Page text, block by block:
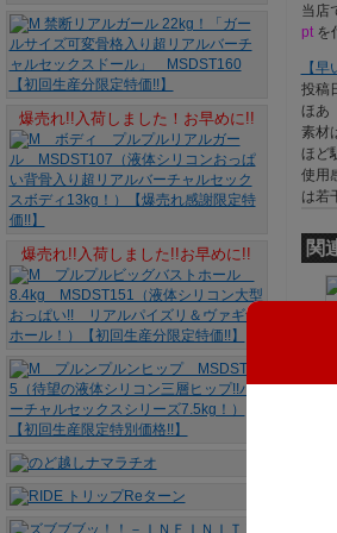
当店
ptを
【
投稿
ほあ
素材
ほど
使用
は若
関
爆売れ!!入荷しました！お早めに!!
爆売れ!!入荷しました!!お早めに!!